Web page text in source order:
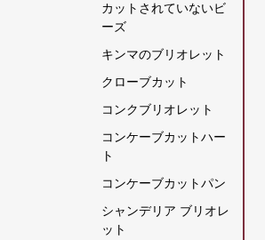
グリーンカイヤナイト
グリーンストロベリー
クォーツ
グリーンモスクォーツ
クリスタルジェムスト
ーン
クリソコラの原石
クリソプレーズ宝石
グレームーンストーン
カットされていないビ
ーズ
キンマのブリオレット
クローブカット
コンクブリオレット
コンケーブカットハー
ト
コンケーブカットパン
シャンデリア ブリオレ
ット